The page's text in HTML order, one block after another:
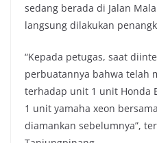
sedang berada di Jalan
langsung dilakukan
“Kepada petugas, saat
perbuatannya bahwa telah
terhadap unit 1 unit Honda
1 unit yamaha xeon
diamankan sebelumnya”,